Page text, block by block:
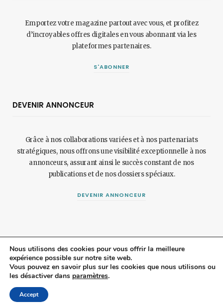
Emportez votre magazine partout avec vous, et profitez
d’incroyables offres digitales en vous abonnant via les
plateformes partenaires.
S'ABONNER
DEVENIR ANNONCEUR
Grâce à nos collaborations variées et à nos partenariats
stratégiques, nous offrons une visibilité exceptionnelle à nos
annonceurs, assurant ainsi le succès constant de nos
publications et de nos dossiers spéciaux.
DEVENIR ANNONCEUR
© 2024 Maisonetjardinmagazine.fr. Mentions légalesetpolitique de
confidentialité
Nous utilisons des cookies pour vous offrir la meilleure
expérience possible sur notre site web.
Vous pouvez en savoir plus sur les cookies que nous utilisons ou
les désactiver dans paramètres.
Accept